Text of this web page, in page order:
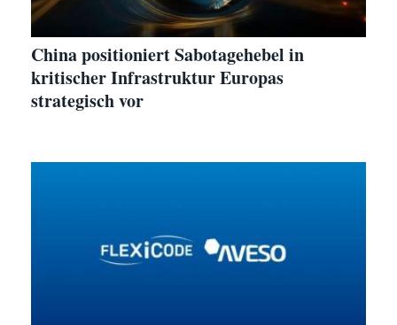
China positioniert Sabotagehebel in
kritischer Infrastruktur Europas
strategisch vor